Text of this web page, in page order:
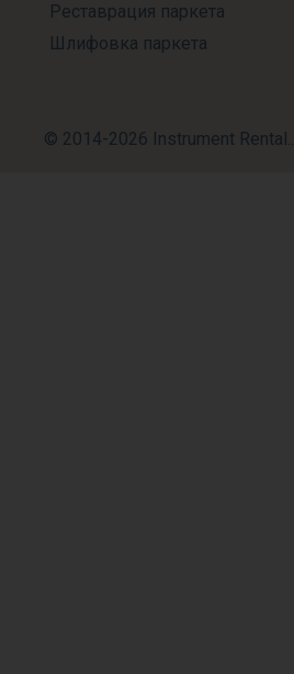
Реставрация паркета
Шлифовка паркета
© 2014-2026 Instrument Rental..